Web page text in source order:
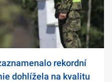
rekordní
dohlížela na kvalitu